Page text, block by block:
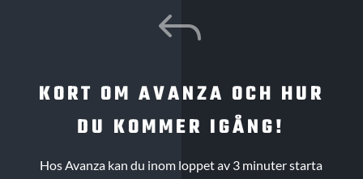
J
KORT OM AVANZA OCH HUR
DU KOMMER IGÅNG!
Hos Avanza kan du inom loppet av 3 minuter starta